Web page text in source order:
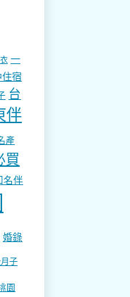
一
宿
台
伴
產
買
名伴
婚錄
子
園